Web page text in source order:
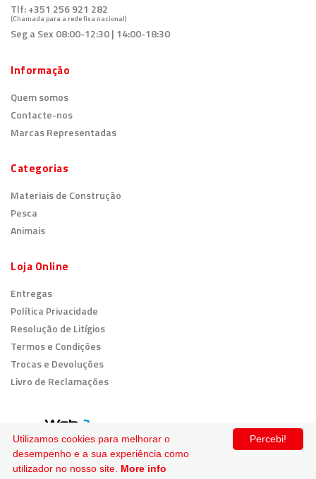
Tlf:+351 256 921 282
(Chamada para a rede fixa nacional)
Seg a Sex 08:00-12:30 | 14:00-18:30
Informação
Quem somos
Contacte-nos
Marcas Representadas
Categorias
Materiais de Construção
Pesca
Animais
Loja Online
Entregas
Política Privacidade
Resolução de Litígios
Termos e Condições
Trocas e Devoluções
Livro de Reclamações
Pagamento Seguro
Percebi!
Utilizamos cookies para melhorar o
desempenho e a sua experiência como
utilizador no nosso site. More info